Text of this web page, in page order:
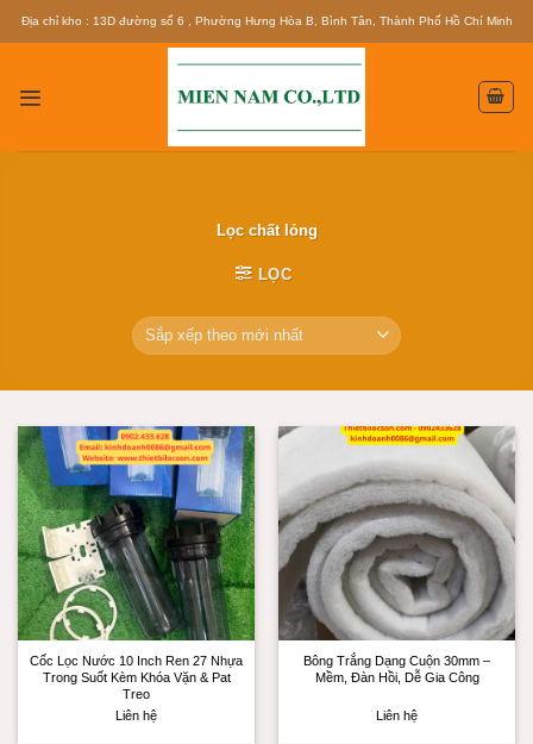
Địa chỉ kho : 13D đường số 6 , Phường Hưng Hòa B, Bình Tân, Thành Phố Hồ Chí Minh
Lọc chất lỏng
LỌC
Cốc Lọc Nước 10 Inch Ren 27 Nhựa
Trong Suốt Kèm Khóa Vặn & Pat
Treo
Liên hệ
Bông Trắng Dạng Cuộn 30mm –
Mềm, Đàn Hồi, Dễ Gia Công
Liên hệ